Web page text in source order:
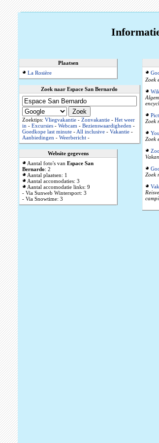
Plaatsen
La Rosière
Zoek naar Espace San Bernardo
Zoektips: Vliegvakantie- Zonvakantie- Het weer
in- Excursies- Webcam- Bezienswaardigheden-
Goedkope last minute-All inclusive- Vakantie-
Aanbiedingen- Weerbericht-
Website gegevens
Aantal foto's van Espace San
Bernardo: 2
Aantal plaatsen: 1
Aantal accomodaties: 3
Aantal accomodatie links: 9
- Via Sunweb Wintersport: 3
- Via Snowtime: 3
Zoek
Zoek
Zoek
Zoek